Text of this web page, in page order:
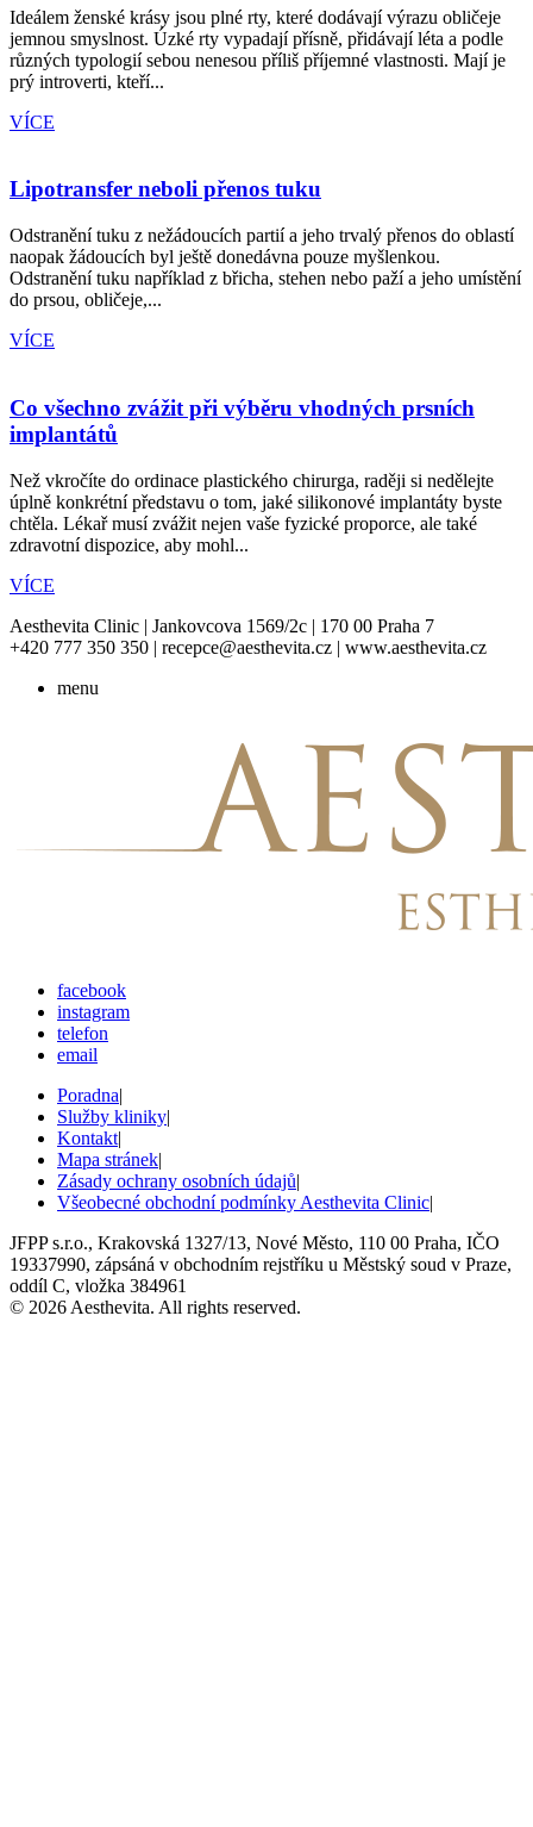
Ideálem ženské krásy jsou plné rty, které dodávají výrazu obličeje
jemnou smyslnost. Úzké rty vypadají přísně, přidávají léta a podle
různých typologií sebou nenesou příliš příjemné vlastnosti. Mají je
prý introverti, kteří...
VÍCE
Lipotransfer neboli přenos tuku
Odstranění tuku z nežádoucích partií a jeho trvalý přenos do oblastí
naopak žádoucích byl ještě donedávna pouze myšlenkou.
Odstranění tuku například z břicha, stehen nebo paží a jeho umístění
do prsou, obličeje,...
VÍCE
Co všechno zvážit při výběru vhodných prsních
implantátů
Než vkročíte do ordinace plastického chirurga, raději si nedělejte
úplně konkrétní představu o tom, jaké silikonové implantáty byste
chtěla. Lékař musí zvážit nejen vaše fyzické proporce, ale také
zdravotní dispozice, aby mohl...
VÍCE
Aesthevita Clinic | Jankovcova 1569/2c | 170 00 Praha 7
+420 777 350 350 | recepce@aesthevita.cz | www.aesthevita.cz
menu
facebook
instagram
telefon
email
Poradna|
Služby kliniky|
Kontakt|
Mapa stránek|
Zásady ochrany osobních údajů|
Všeobecné obchodní podmínky Aesthevita Clinic|
JFPP s.r.o., Krakovská 1327/13, Nové Město, 110 00 Praha, IČO
19337990, zápsáná v obchodním rejstříku u Městský soud v Praze,
oddíl C, vložka 384961
© 2026 Aesthevita. All rights reserved.